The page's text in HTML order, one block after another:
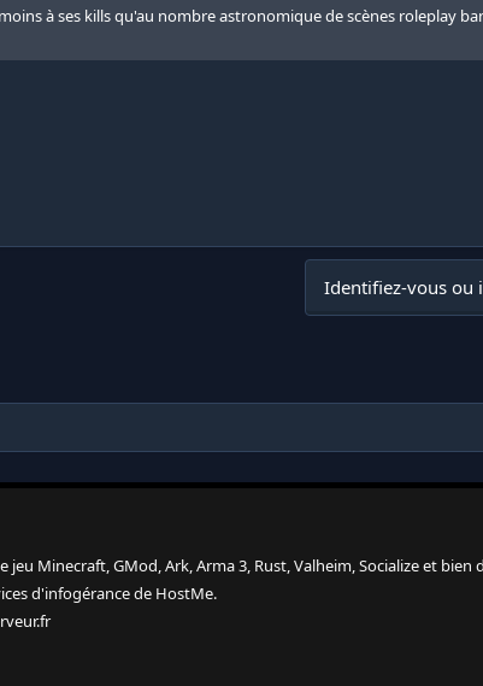
à ses kills qu'au nombre astronomique de scènes roleplay
Identifiez-vous ou
Minecraft, GMod, Ark, Arma 3, Rust, Valheim, Socialize et bien
d'infogérancede HostMe.